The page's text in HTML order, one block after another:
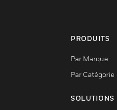
PRODUITS
Par Marque
Par Catégorie
SOLUTIONS